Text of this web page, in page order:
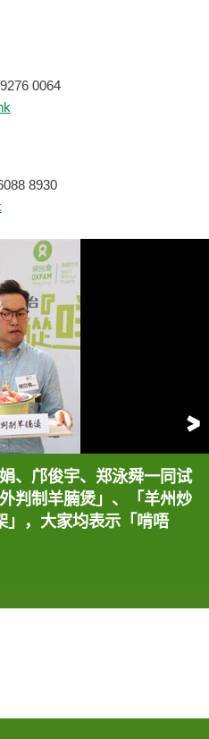
0064
8930
、邝俊宇、郑泳舜一同试
判制羊腩煲」、「羊州炒
」，大家均表示「啃唔
、邝俊宇、郑泳舜，经常
次以戏剧工作坊形式，探
人均表示具启发性。
、邝俊宇、郑泳舜一同试
判制羊腩煲」、「羊州炒
」，大家均表示「啃唔
、邝俊宇、郑泳舜一同试
判制羊腩煲」、「羊州炒
」，大家均表示「啃唔
、邝俊宇、郑泳舜一同试
判制羊腩煲」、「羊州炒
」，大家均表示「啃唔
、邝俊宇、郑泳舜一同试
判制羊腩煲」、「羊州炒
」，大家均表示「啃唔
、邝俊宇、郑泳舜，与乐
、乐施会香港项目经理黄
师谢至德、创作「公平
公平咩」一起对抗极端贫
、邝俊宇、郑泳舜，经常
次以戏剧工作坊形式，探
人均表示具启发性。